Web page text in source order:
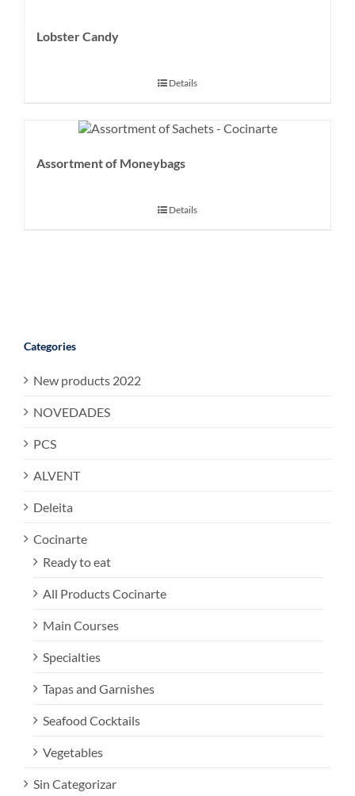
Lobster Candy
Details
Assortment of Moneybags
Details
Categories
New products 2022
NOVEDADES
PCS
ALVENT
Deleita
Cocinarte
Ready to eat
All Products Cocinarte
Main Courses
Specialties
Tapas and Garnishes
Seafood Cocktails
Vegetables
Sin Categorizar